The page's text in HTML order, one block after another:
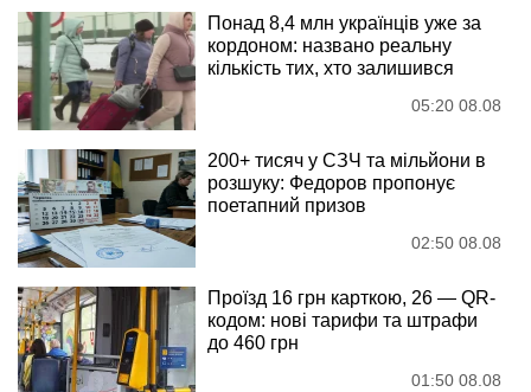
Понад 8,4 млн українців уже за
кордоном: названо реальну
кількість тих, хто залишився
05:20 08.08
200+ тисяч у СЗЧ та мільйони в
розшуку: Федоров пропонує
поетапний призов
02:50 08.08
Проїзд 16 грн карткою, 26 — QR-
кодом: нові тарифи та штрафи
до 460 грн
01:50 08.08